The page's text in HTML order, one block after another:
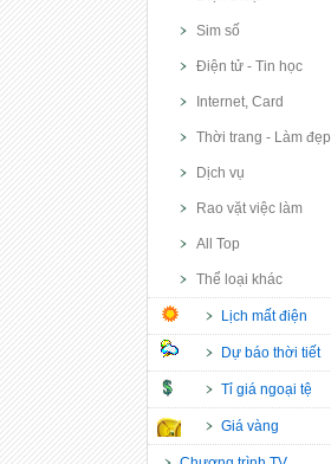
Sim số
Điện tử - Tin học
Internet, Card
Thời trang - Làm đẹp
Dịch vụ
Rao vặt việc làm
All Top
Thể loại khác
Lịch mất điện
Dự báo thời tiết
Tỉ giá ngoại tệ
Giá vàng